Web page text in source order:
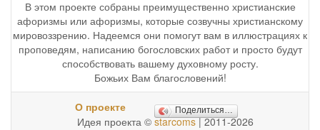
В этом проекте собраны преимущественно христианские
афоризмы или афоризмы, которые созвучны христианскому
мировоззрению. Надеемся они помогут вам в иллюстрациях к
проповедям, написанию богословских работ и просто будут
способствовать вашему духовному росту.
Божьих Вам благословений!
О проекте Поделиться…
Идея проекта © starcoms| 2011-2026